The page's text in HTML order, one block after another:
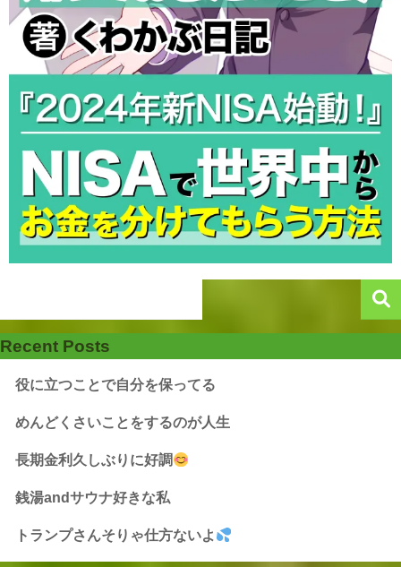
Recent Posts
役に立つことで自分を保ってる
めんどくさいことをするのが人生
長期金利久しぶりに好調
銭湯andサウナ好きな私
トランプさんそりゃ仕方ないよ